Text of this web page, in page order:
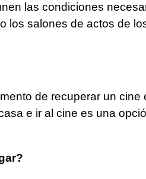
las condiciones
los salones de actos de
de recuperar un cine
e ir al cine es una